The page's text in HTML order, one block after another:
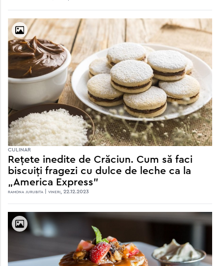
CULINAR
Rețete inedite de Crăciun. Cum să faci
biscuiți fragezi cu dulce de leche ca la
„America Express”
ramona jurubita | vineri, 22.12.2023